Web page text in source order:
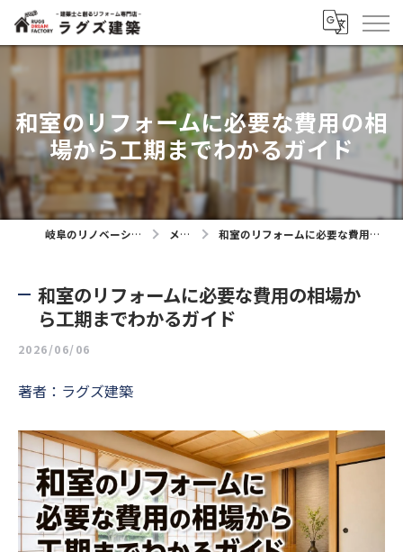
和室のリフォームに必要な費用の相
場から工期までわかるガイド
岐阜のリノベーションならラグズ建築 メディア 和室のリフォームに必要な費用の相場から工期までわかるガイド
和室のリフォームに必要な費用の相場か
ら工期までわかるガイド
2026/06/06
著者：ラグズ建築